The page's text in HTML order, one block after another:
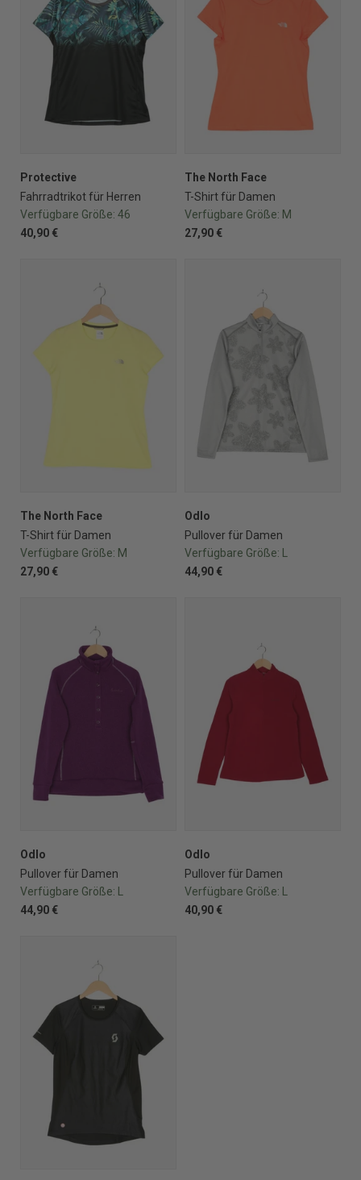
Protective
Fahrradtrikot für Herren
Verfügbare Größe: 46
40,90 €
The North Face
T-Shirt für Damen
Verfügbare Größe: M
27,90 €
The North Face
T-Shirt für Damen
Verfügbare Größe: M
27,90 €
Odlo
Pullover für Damen
Verfügbare Größe:
44,90 €
Odlo
Pullover für Damen
Verfügbare Größe:
44,90 €
Odlo
Pullover für Damen
Verfügbare Größe:
40,90 €